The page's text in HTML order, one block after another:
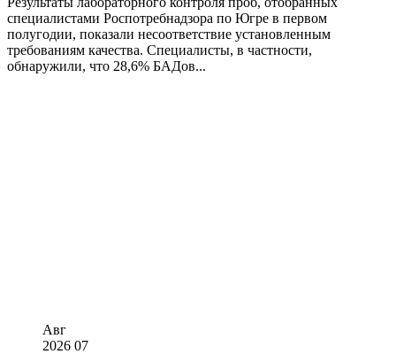
специалистами Роспотребнадзора по Югре в первом
полугодии, показали несоответствие установленным
требованиям качества. Специалисты, в частности,
обнаружили, что 28,6% БАДов...
Авг
2026 07